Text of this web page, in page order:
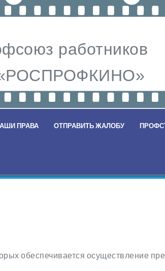
работников
«РОСПРОФКИНО»
ПРАВА ОТПРАВИТЬ ЖАЛОБУ
обеспечивается осуществление